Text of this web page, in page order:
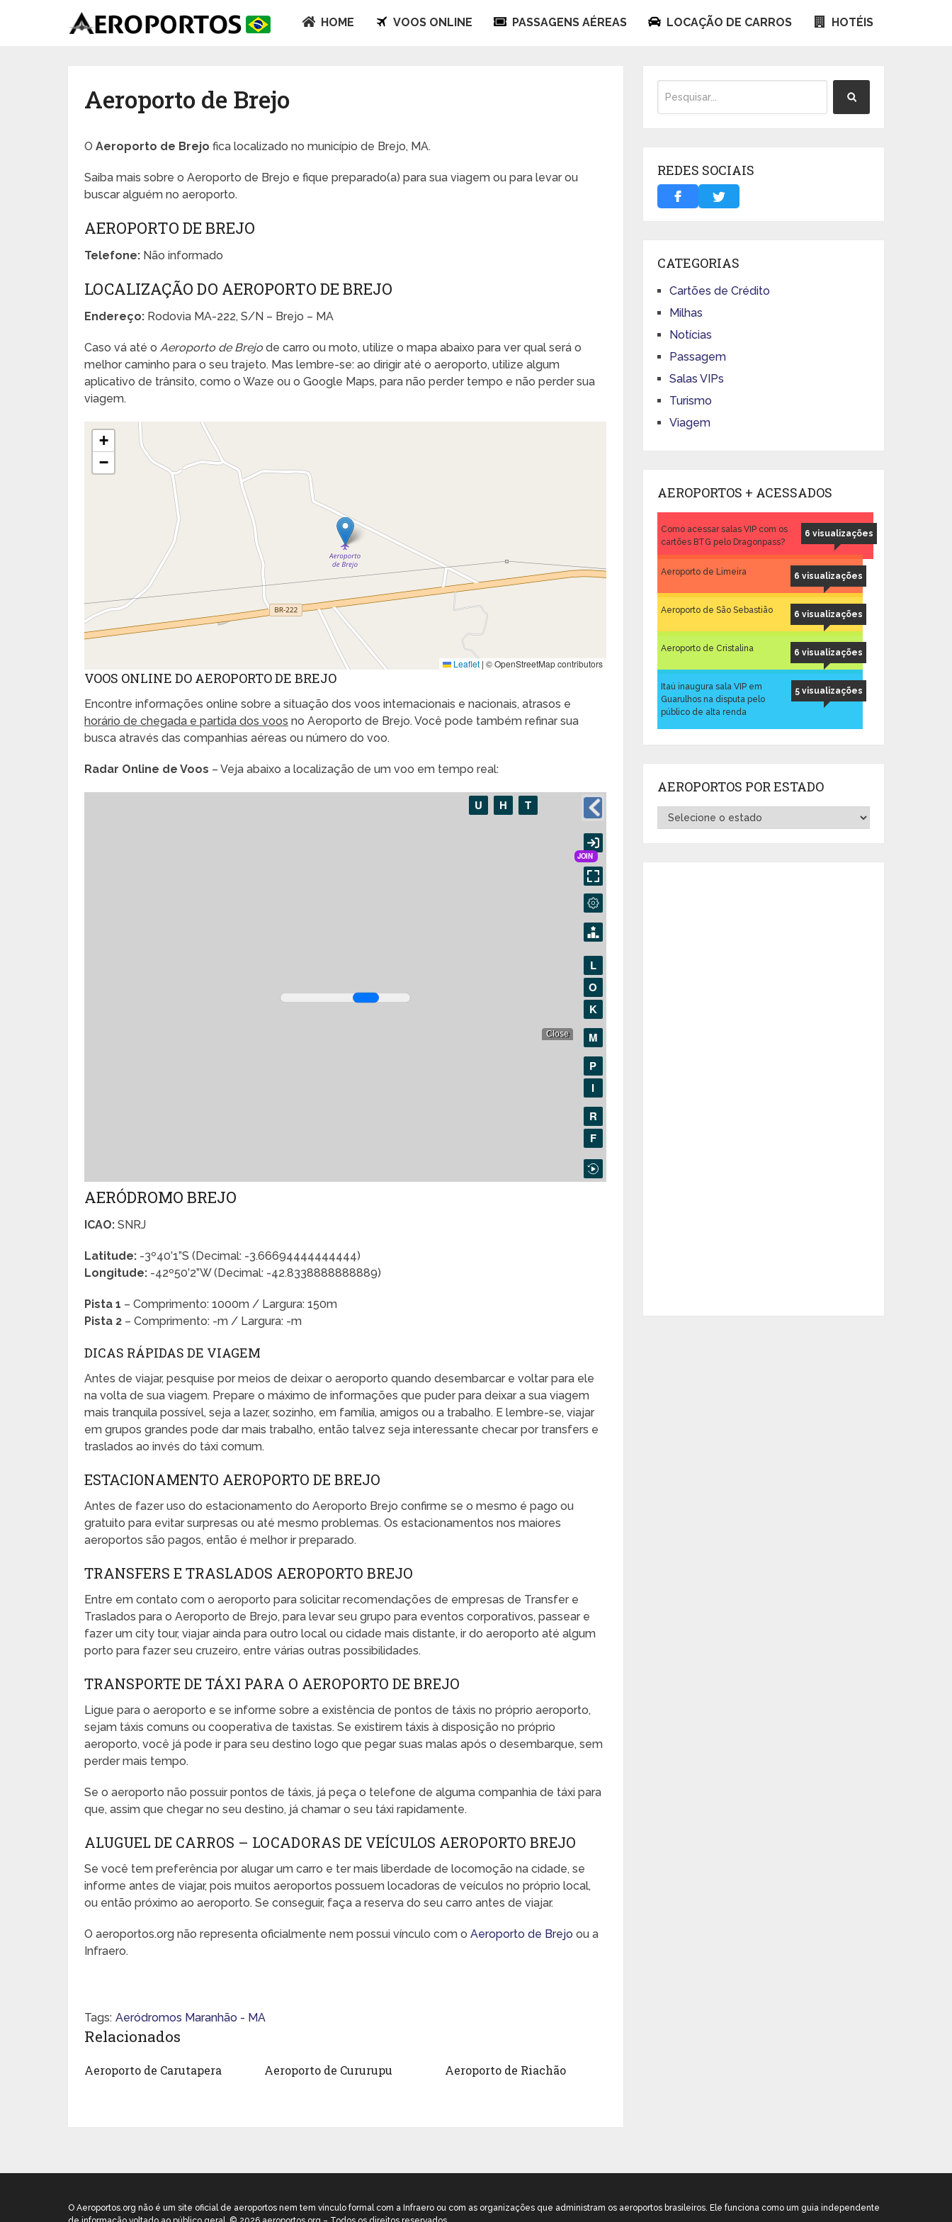
HOME VOOS ONLINE PASSAGENS AÉREAS LOCAÇÃO DE CARROS HOTÉIS
Aeroporto de Brejo
OAeroporto de Brejo fica localizado no município de Brejo, MA.
Saiba mais sobre o Aeroporto de Brejo e fique preparado(a) para sua viagem ou para levar ou
buscar alguém no aeroporto.
AEROPORTO DE BREJO
Telefone: Não informado
LOCALIZAÇÃO DO AEROPORTO DE BREJO
Endereço: Rodovia MA-222, S/N – Brejo – MA
Caso vá até o Aeroporto de Brejode carro ou moto, utilize o mapa abaixo para ver qual será o
melhor caminho para o seu trajeto. Mas lembre-se: ao dirigir até o aeroporto, utilize algum
aplicativo de trânsito, como o Waze ou o Google Maps, para não perder tempo e não perder sua
viagem.
+
−
Leaflet | © OpenStreetMap contributors
VOOS ONLINE DO AEROPORTO DE BREJO
Encontre informações online sobre a situação dos voos internacionais e nacionais, atrasos e
horário de chegada e partida dos voos no Aeroporto de Brejo. Você pode também refinar sua
busca através das companhias aéreas ou número do voo.
Radar Online de Voos – Veja abaixo a localização de um voo em tempo real:
AERÓDROMO BREJO
ICAO: SNRJ
Latitude: -3º40’1”S (Decimal: -3.66694444444444)
Longitude: -42º50’2”W (Decimal: -42.8338888888889)
Pista 1 – Comprimento: 1000m / Largura: 150m
Pista 2 – Comprimento: -m / Largura: -m
DICAS RÁPIDAS DE VIAGEM
Antes de viajar, pesquise por meios de deixar o aeroporto quando desembarcar e voltar para ele
na volta de sua viagem. Prepare o máximo de informações que puder para deixar a sua viagem
mais tranquila possível, seja a lazer, sozinho, em família, amigos ou a trabalho. E lembre-se, viajar
em grupos grandes pode dar mais trabalho, então talvez seja interessante checar por transfers e
traslados ao invés do táxi comum.
ESTACIONAMENTO AEROPORTO DE BREJO
Antes de fazer uso do estacionamento do Aeroporto Brejo confirme se o mesmo é pago ou
gratuito para evitar surpresas ou até mesmo problemas. Os estacionamentos nos maiores
aeroportos são pagos, então é melhor ir preparado.
TRANSFERS E TRASLADOS AEROPORTO BREJO
Entre em contato com o aeroporto para solicitar recomendações de empresas de Transfer e
Traslados para o Aeroporto de Brejo, para levar seu grupo para eventos corporativos, passear e
fazer um city tour, viajar ainda para outro local ou cidade mais distante, ir do aeroporto até algum
porto para fazer seu cruzeiro, entre várias outras possibilidades.
TRANSPORTE DE TÁXI PARA O AEROPORTO DE BREJO
Ligue para o aeroporto e se informe sobre a existência de pontos de táxis no próprio aeroporto,
sejam táxis comuns ou cooperativa de taxistas. Se existirem táxis à disposição no próprio
aeroporto, você já pode ir para seu destino logo que pegar suas malas após o desembarque, sem
perder mais tempo.
Se o aeroporto não possuir pontos de táxis, já peça o telefone de alguma companhia de táxi para
que, assim que chegar no seu destino, já chamar o seu táxi rapidamente.
ALUGUEL DE CARROS – LOCADORAS DE VEÍCULOS AEROPORTO BREJO
Se você tem preferência por alugar um carro e ter mais liberdade de locomoção na cidade, se
informe antes de viajar, pois muitos aeroportos possuem locadoras de veículos no próprio local,
ou então próximo ao aeroporto. Se conseguir, faça a reserva do seu carro antes de viajar.
O aeroportos.org não representa oficialmente nem possui vínculo com oAeroporto de Brejo ou a
Infraero.
Tags: Aeródromos Maranhão - MA
Relacionados
Aeroporto de Carutapera Aeroporto de Cururupu Aeroporto de Riachão
REDES SOCIAIS
CATEGORIAS
Cartões de Crédito
Milhas
Notícias
Passagem
Salas VIPs
Turismo
Viagem
AEROPORTOS + ACESSADOS
6 visualizações
Como acessar salas VIP com os
cartões BTG pelo Dragonpass?
6 visualizações
Aeroporto de Limeira
6 visualizações
Aeroporto de São Sebastião
6 visualizações
Aeroporto de Cristalina
5 visualizações
Itaú inaugura sala VIP em
Guarulhos na disputa pelo
público de alta renda
AEROPORTOS POR ESTADO
Aeroportos
por
O Aeroportos.org não é um site oficial de aeroportos nem tem vínculo formal com a Infraero ou com as organizações que administram os aeroportos brasileiros. Ele funciona como um guia independente